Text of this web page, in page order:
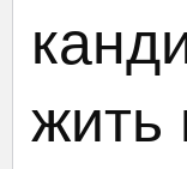
жить